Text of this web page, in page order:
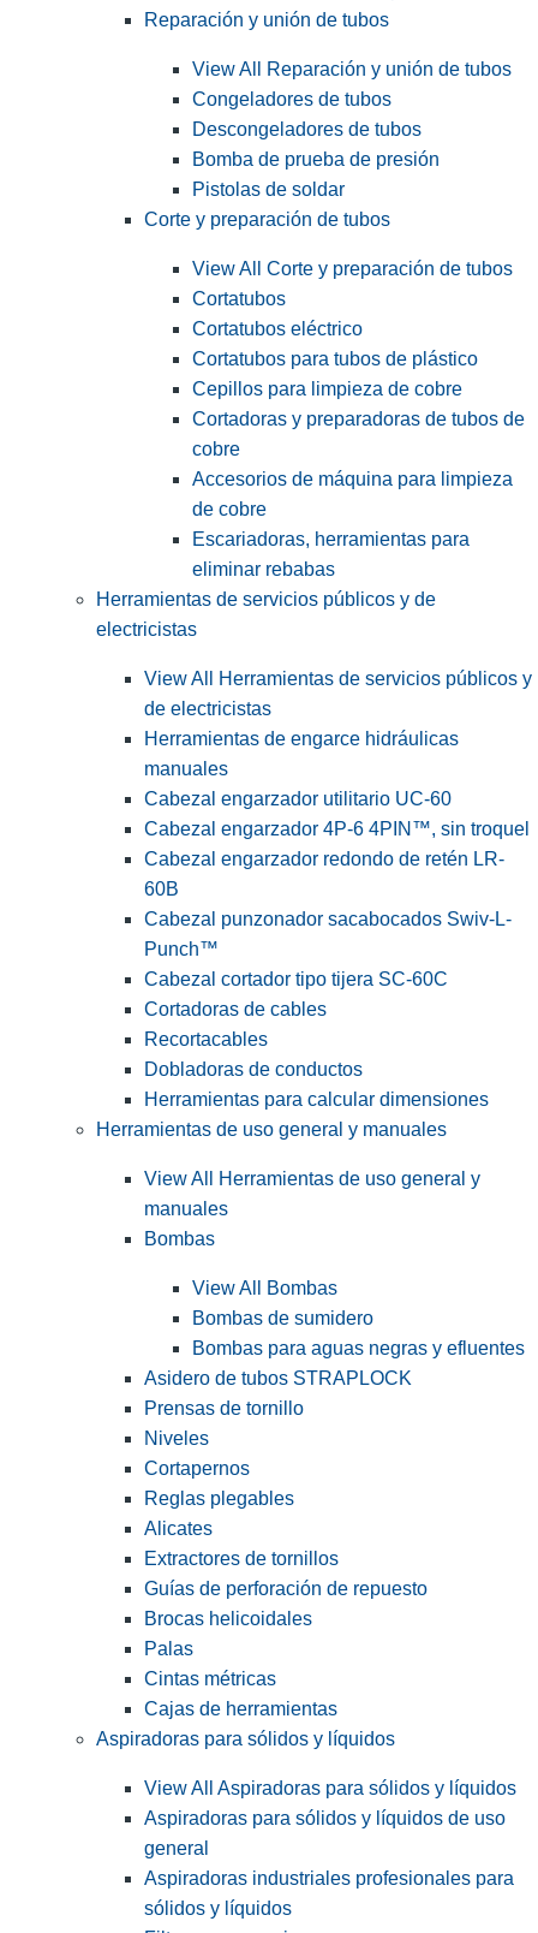
Reparación y unión de tubos
View All Reparación y unión de tubos
Congeladores de tubos
Descongeladores de tubos
Bomba de prueba de presión
Pistolas de soldar
Corte y preparación de tubos
View All Corte y preparación de tubos
Cortatubos
Cortatubos eléctrico
Cortatubos para tubos de plástico
Cepillos para limpieza de cobre
Cortadoras y preparadoras de tubos de
cobre
Accesorios de máquina para limpieza
de cobre
Escariadoras, herramientas para
eliminar rebabas
Herramientas de servicios públicos y de
electricistas
View All Herramientas de servicios públicos y
de electricistas
Herramientas de engarce hidráulicas
manuales
Cabezal engarzador utilitario UC-60
Cabezal engarzador 4P-6 4PIN™, sin troquel
Cabezal engarzador redondo de retén LR-
60B
Cabezal punzonador sacabocados Swiv-L-
Punch™
Cabezal cortador tipo tijera SC-60C
Cortadoras de cables
Recortacables
Dobladoras de conductos
Herramientas para calcular dimensiones
Herramientas de uso general y manuales
View All Herramientas de uso general y
manuales
Bombas
View All Bombas
Bombas de sumidero
Bombas para aguas negras y efluentes
Asidero de tubos STRAPLOCK
Prensas de tornillo
Niveles
Cortapernos
Reglas plegables
Alicates
Extractores de tornillos
Guías de perforación de repuesto
Brocas helicoidales
Palas
Cintas métricas
Cajas de herramientas
Aspiradoras para sólidos y líquidos
View All Aspiradoras para sólidos y líquidos
Aspiradoras para sólidos y líquidos de uso
general
Aspiradoras industriales profesionales para
sólidos y líquidos